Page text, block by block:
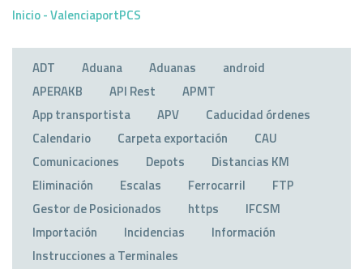
Inicio - ValenciaportPCS
ADT Aduana Aduanas
android
APERAKB
API Rest
APMT
App transportista
APV
Caducidad órdenes
Calendario
Carpeta exportación
CAU
Comunicaciones
Depots
Distancias KM
Eliminación
Escalas Ferrocarril
FTP
Gestor de Posicionados
https
IFCSM
Importación
Incidencias
Información
Instrucciones a Terminales